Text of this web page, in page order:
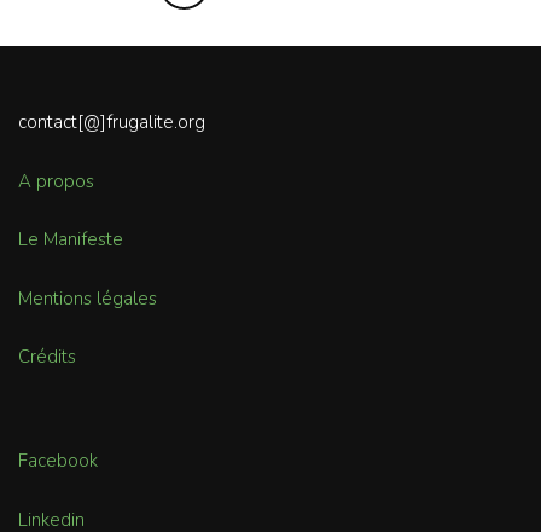
articles
contact[@]frugalite.org
A propos
Le Manifeste
Mentions légales
Crédits
Facebook
Linkedin